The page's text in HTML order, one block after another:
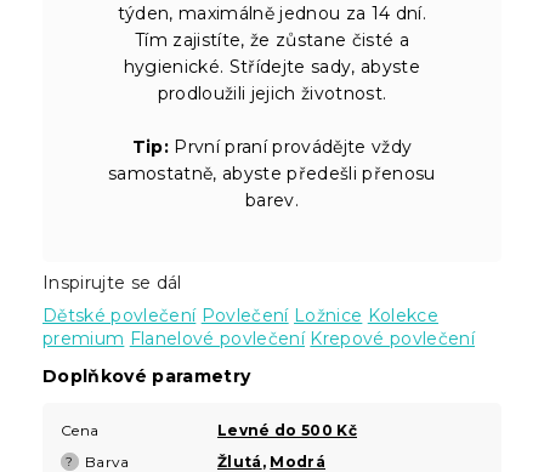
týden, maximálně jednou za 14 dní.
Tím zajistíte, že zůstane čisté a
hygienické. Střídejte sady, abyste
prodloužili jejich životnost.
Tip: První praní provádějte vždy
samostatně, abyste předešli přenosu
barev.
Inspirujte se dál
Dětské povlečení Povlečení Ložnice Kolekce
premium Flanelové povlečení Krepové povlečení
Doplňkové parametry
Cena Levné do 500 Kč
? Barva Žlutá , Modrá